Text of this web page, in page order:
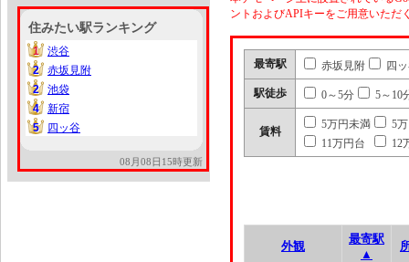
住みたい駅ランキング
1
1
渋谷
2
2
赤坂見附
2
2
池袋
4
4
新宿
5
5 四ッ谷
08月08日15時更新
ントおよびAPIキーをご用意いただ
最寄駅 赤坂見附 四
駅徒歩 0～5分 5～10
賃料
5万円未満
5
11万円台
12
外観
最寄駅
▲